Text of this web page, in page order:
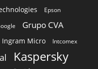
Epson
Grupo CVA
Ingram Micro Intcomex
Kaspersky